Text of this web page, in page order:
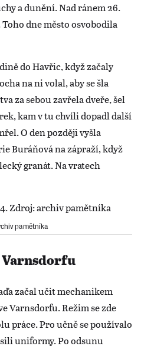
a dunění. Nad ránem 26.
dne město osvobodila
do Havřic, když začaly
na ni volal, aby se šla
za sebou zavřela dveře, šel
kam v tu chvíli dopadl další
O den později vyšla
Buráňová na zápraží, když
granát. Na vratech
pamětníka
Varnsdorfu
začal učit mechanikem
Varnsdorfu. Režim se zde
práce. Pro učně se používalo
uniformy. Po odsunu